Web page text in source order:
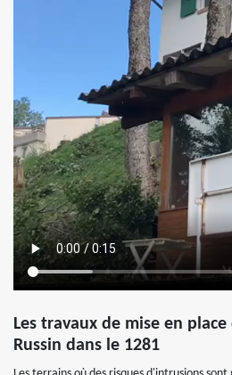
Les travaux de mise en
Russin dans le 1281